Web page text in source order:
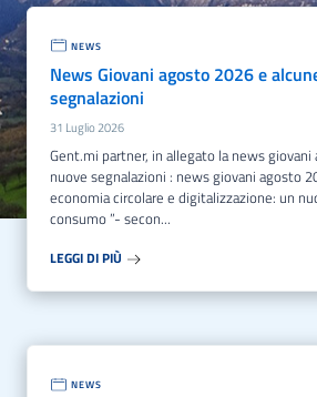
NEWS
News Giovani agosto 2026 e
segnalazioni
31 Luglio 2026
gent.mi partner, in allegato la news giovani agosto 2026 e alcune
nuove segnalazioni : news giovani agosto
economia circolare e digitalizzazione: un
consumo ”- secon...
LEGGI DI PIÙ
NEWS